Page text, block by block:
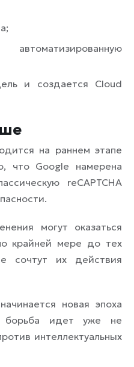
и создается Cloud
на раннем этапе
что Google намерена
reCAPTCHA
могут оказаться
крайней мере до тех
сочтут их действия
новая эпоха
борьба идет уже не
интеллектуальных